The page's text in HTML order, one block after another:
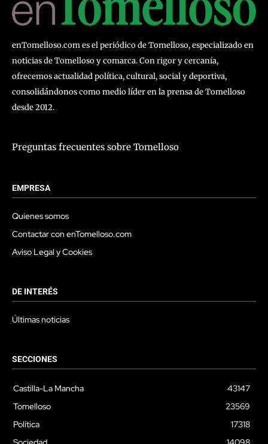
enTomelloso.com es el periódico de Tomelloso, especializado en
noticias de Tomelloso y comarca. Con rigor y cercanía,
ofrecemos actualidad política, cultural, social y deportiva,
consolidándonos como medio líder en la prensa de Tomelloso
desde 2012.
Preguntas frecuentes sobre Tomelloso
EMPRESA
Quienes somos
Contactar con enTomelloso.com
Aviso Legal y Cookies
DE INTERÉS
Últimas noticias
SECCIONES
Castilla-La Mancha
43147
Tomelloso
23569
Política
17318